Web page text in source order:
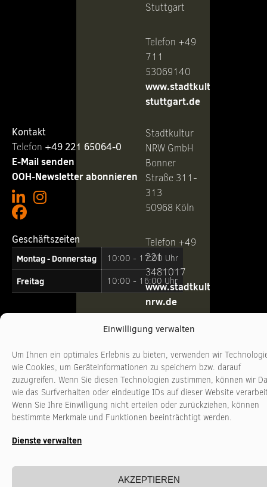
Einwilligung verwalten
Um Ihnen ein optimales Erlebnis zu bieten, verwenden wir
wie Cookies, um Geräteinformationen zu speichern bzw. darauf
zuzugreifen. Wenn Sie diesen Technologien zustimmen, können wir
wie das Surfverhalten oder eindeutige IDs auf dieser Website
Wenn Sie Ihre Einwilligung nicht erteilen oder zurückziehen, können
bestimmte Merkmale und Funktionen beeinträchtigt werden.
Dienste verwalten
AKZEPTIEREN
Kontakt
Telefon ‭ +49 221 65064-0
E-Mail senden
OOH-Newsletter abonnieren
Geschäftszeiten
Montag - Donnerstag
10:00 - 17:00 Uhr
Freitag 10:00 - 16:00 Uhr
Stuttgart
Telefon +49
711
53069140
www.stadtkultur-
stuttgart.de
Stadtkultur
NRW GmbH
Bonner
Straße 311-
313
50968 Köln
Telefon +49
221
3481017
www.stadtkultur-
nrw.de